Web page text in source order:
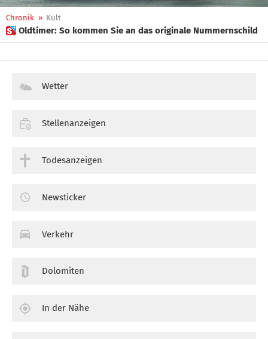
Chronik » Kult
 Oldtimer: So kommen Sie an das originale Nummernschild
Wetter
Stellenanzeigen
Todesanzeigen
Newsticker
Verkehr
Dolomiten
In der Nähe